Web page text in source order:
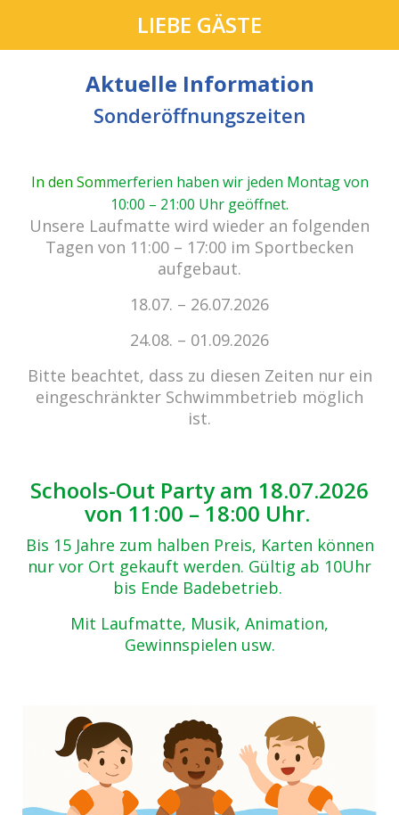
cabrio Senden - das Bad.
Außergewöhnlich, vielfältig!
Kein Einlass bei Gewitter
zu den E-Tickets
Zurück zur Übersicht
Beitrags-
Navigation
Sommerbühne 2021
LIEBE GÄSTE
Aktuelle Information
Sonderöffnungszeiten
In den Sommerferien haben wir jeden Montag von
10:00 – 21:00 Uhr geöffnet.
Unsere Laufmatte wird wieder an folgenden
Tagen von 11:00 – 17:00 im Sportbecken
aufgebaut.
18.07. – 26.07.2026
24.08. – 01.09.2026
Bitte beachtet, dass zu diesen Zeiten nur ein
eingeschränkter Schwimmbetrieb möglich
ist.
Schools-Out Party am 18.07.2026
von 11:00 – 18:00 Uhr.
Bis 15 Jahre zum halben Preis, Karten können
nur vor Ort gekauft werden. Gültig ab 10Uhr
bis Ende Badebetrieb.
Mit Laufmatte, Musik, Animation,
Gewinnspielen usw.